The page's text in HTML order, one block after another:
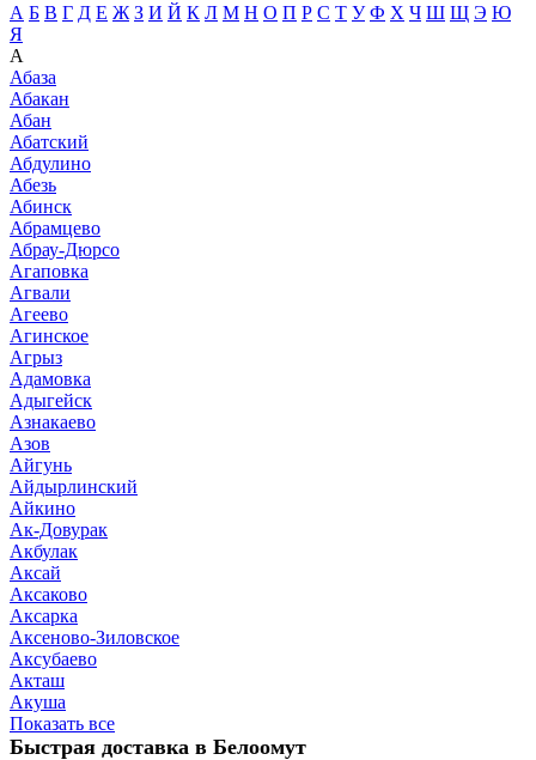
А Б В Г Д Е Ж З И Й К Л М Н О П Р С Т У Ф Х Ч Ш Щ Э Ю
Я
А
Абаза
Абакан
Абан
Абатский
Абдулино
Абезь
Абинск
Абрамцево
Абрау-Дюрсо
Агаповка
Агвали
Агеево
Агинское
Агрыз
Адамовка
Адыгейск
Азнакаево
Азов
Айгунь
Айдырлинский
Айкино
Ак-Довурак
Акбулак
Аксай
Аксаково
Аксарка
Аксеново-Зиловское
Аксубаево
Акташ
Акуша
Показать все
Быстрая доставка в Белоомут